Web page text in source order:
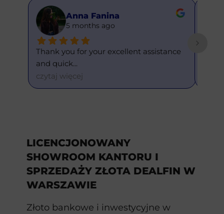
Anna Fanina
5 months ago
Thank you for your excellent assistance
and quick...
czytaj więcej
This is my
LICENCJONOWANY
SHOWROOM KANTORU I
SPRZEDAŻY ZŁOTA DEALFIN W
WARSZAWIE
Złoto bankowe i inwestycyjne w